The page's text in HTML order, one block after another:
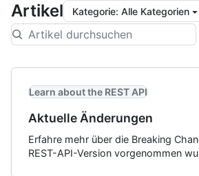
Artikel Kategorie: Alle Kategorien
Learn about the REST API
Aktuelle Änderungen
Erfahre mehr über die Breaking
REST-API-Version vorgenommen